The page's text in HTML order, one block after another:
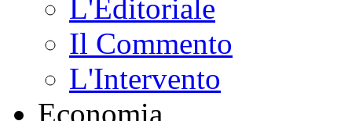
L'Editoriale
Il Commento
L'Intervento
Economia